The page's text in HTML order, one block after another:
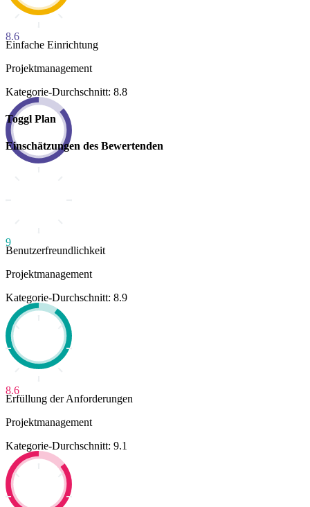
8.6
Einfache Einrichtung
Projektmanagement
Kategorie-Durchschnitt: 8.8
Toggl Plan
Einschätzungen des Bewertenden
9
Benutzerfreundlichkeit
Projektmanagement
Kategorie-Durchschnitt: 8.9
8.6
Erfüllung der Anforderungen
Projektmanagement
Kategorie-Durchschnitt: 9.1